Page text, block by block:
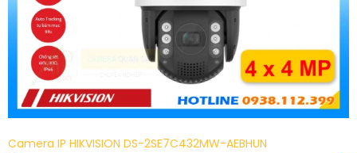
Camera IP HIKVISION DS-2SE7C432MW-AEBHUN